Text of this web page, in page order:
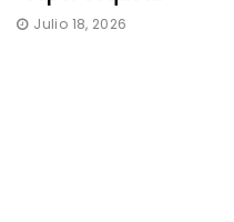
Julio 18, 2026